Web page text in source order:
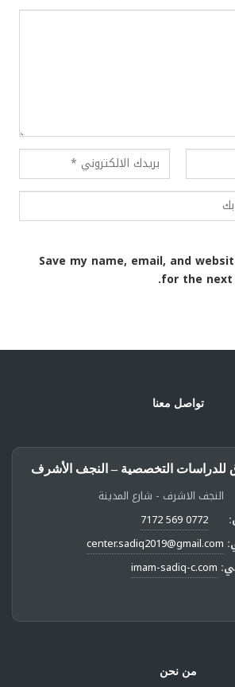
Save my name, email, and
for the
تواصل معنا
للدراسات التخصصية – النجف الأشرف
النجف الاشرف - شارع المدينة
0772 569 7172
center.sadiq2019@gmail.com
imam-sadiq-c.com
من نحن